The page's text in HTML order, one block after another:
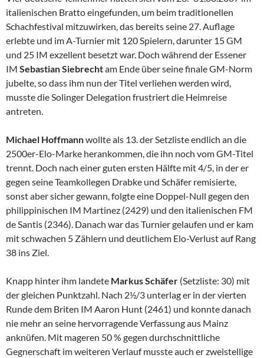
italienischen Bratto eingefunden, um beim traditionellen
Schachfestival mitzuwirken, das bereits seine 27. Auflage
erlebte und im A-Turnier mit 120 Spielern, darunter 15 GM
und 25 IM exzellent besetzt war. Doch während der Essener
IM Sebastian Siebrechtam Ende über seine finale GM-Norm
jubelte, so dass ihm nun der Titel verliehen werden wird,
musste die Solinger Delegation frustriert die Heimreise
antreten.
Michael Hoffmannwollte als 13. der Setzliste endlich an die
2500er-Elo-Marke herankommen, die ihn noch vom GM-Titel
trennt. Doch nach einer guten ersten Hälfte mit 4/5, in der er
gegen seine Teamkollegen Drabke und Schäfer remisierte,
sonst aber sicher gewann, folgte eine Doppel-Null gegen den
philippinischen IM Martinez (2429) und den italienischen FM
de Santis (2346). Danach war das Turnier gelaufen und er kam
mit schwachen 5 Zählern und deutlichem Elo-Verlust auf Rang
38 ins Ziel.
Knapp hinter ihm landete Markus Schäfer (Setzliste: 30) mit
der gleichen Punktzahl. Nach 2½/3 unterlag er in der vierten
Runde dem Briten IM Aaron Hunt (2461) und konnte danach
nie mehr an seine hervorragende Verfassung aus Mainz
anknüfen. Mit mageren 50 % gegen durchschnittliche
Gegnerschaft im weiteren Verlauf musste auch er zweistellige